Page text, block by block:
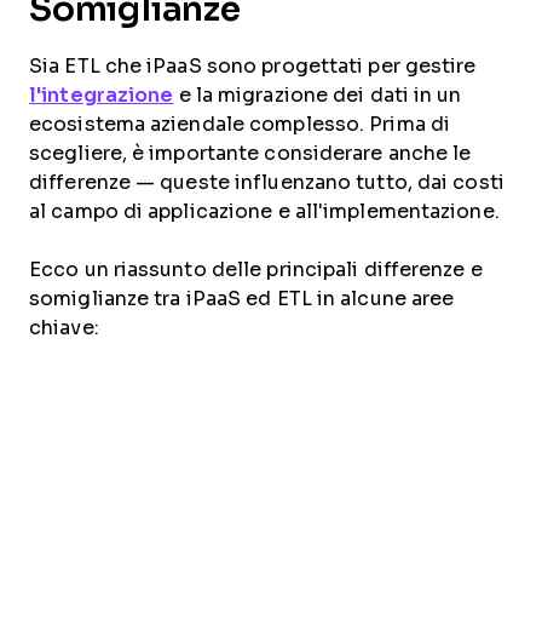
Somiglianze
Sia ETL che iPaaS sono progettati per gestire
l'integrazione e la migrazione dei dati in un
ecosistema aziendale complesso. Prima di
scegliere, è importante considerare anche le
differenze — queste influenzano tutto, dai costi
al campo di applicazione e all'implementazione.
Ecco un riassunto delle principali differenze e
somiglianze tra iPaaS ed ETL in alcune aree
chiave: